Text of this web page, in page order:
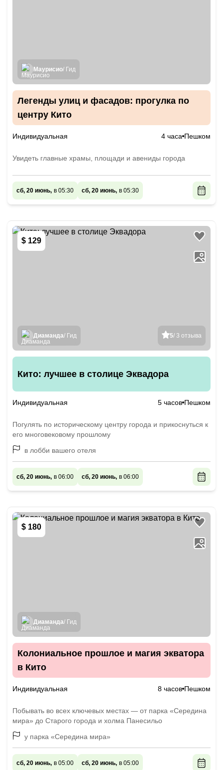
Маурисио/ Гид
Легенды улиц и фасадов: прогулка по
центру Кито
Индивидуальная 4 часа Пешком
Увидеть главные храмы, площади и авениды города
сб, 20 июнь, в 05:30 сб, 20 июнь, в 05:30
$ 129
5/ 3 отзыва
Диаманда/ Гид
Кито: лучшее в столице Эквадора
Индивидуальная 5 часов Пешком
Погулять по историческому центру города и прикоснуться к
его многовековому прошлому
в лобби вашего отеля
сб, 20 июнь, в 06:00 сб, 20 июнь, в 06:00
$ 180
Диаманда/ Гид
Колониальное прошлое и магия экватора
в Кито
Индивидуальная 8 часов Пешком
Побывать во всех ключевых местах — от парка «Середина
мира» до Старого города и холма Панесильо
у парка «Середина мира»
сб, 20 июнь, в 05:00 сб, 20 июнь, в 05:00